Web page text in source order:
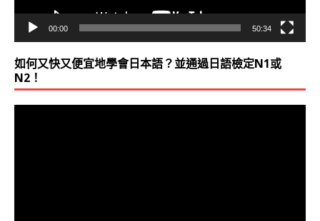
00:00 50:34
如何又快又便宜地學會日本語？並通過日語檢定N1或
N2！